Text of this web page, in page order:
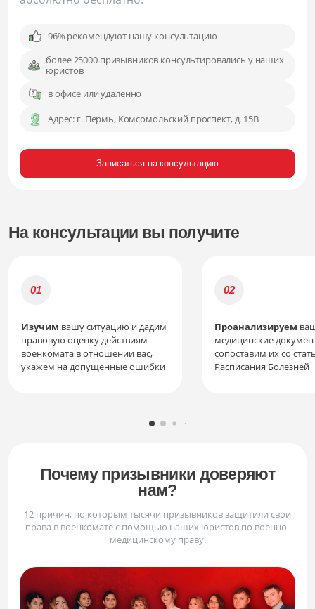
Записаться на консультацию
96% рекомендуют нашу консультацию
более 25000 призывников консультировались у наших
юристов
в офисе или удалённо
Адрес: г. Пермь, Комсомольский проспект, д. 15В
На консультации вы получите
Изучим вашу ситуацию и дадим
правовую оценку действиям
военкомата в отношении вас,
укажем на допущенные ошибки
Проанализируем
медицинские
сопоставим их со
Расписания Болезней
Почему призывники доверяют
нам?
12 причин, по которым тысячи призывников защитили свои
права в военкомате с помощью наших юристов по военно-
медицинскому праву.